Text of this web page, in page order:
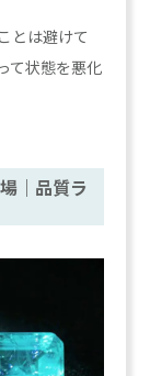
とは避けて
て状態を悪化
｜品質ラ